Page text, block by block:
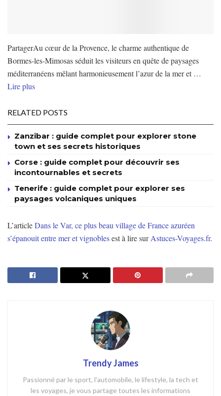
PartagerAu cœur de la Provence, le charme authentique de
Bormes-les-Mimosas séduit les visiteurs en quête de paysages
méditerranéens mêlant harmonieusement l’azur de la mer et …
Lire plus
RELATED POSTS
Zanzibar : guide complet pour explorer stone
town et ses secrets historiques
Corse : guide complet pour découvrir ses
incontournables et secrets
Tenerife : guide complet pour explorer ses
paysages volcaniques uniques
L’articleDans le Var, ce plus beau village de France azuréen
s’épanouit entre mer et vignoblesest à lire surAstuces-Voyages.fr.
Trendy James
Passionné par le sport, l'automobile, le lifestyle, la tech et
les voyages, je vous partage toutes les informations